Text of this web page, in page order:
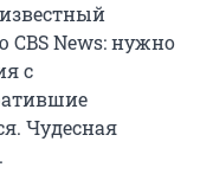
CBS News: нужно
с
Чудесная